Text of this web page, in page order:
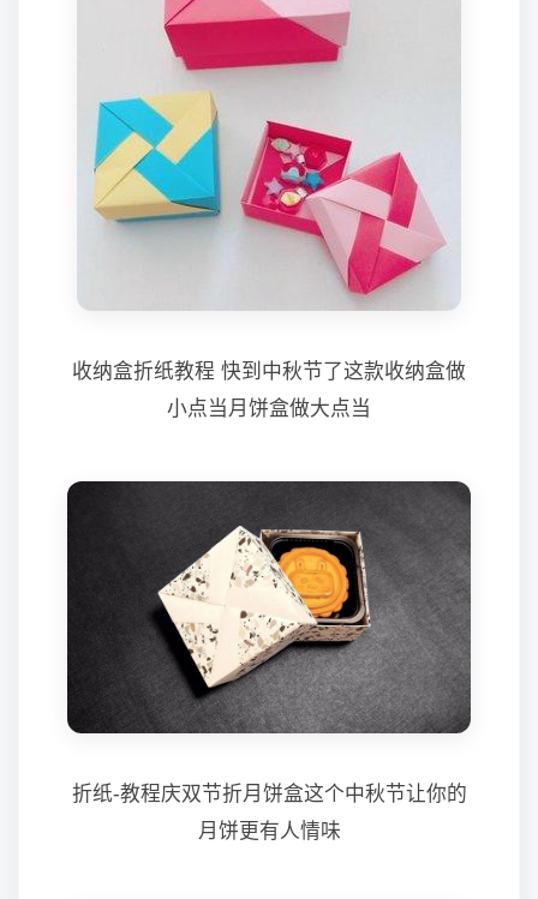
收纳盒折纸教程 快到中秋节了这款收纳盒做
小点当月饼盒做大点当
折纸-教程庆双节折月饼盒这个中秋节让你的
月饼更有人情味